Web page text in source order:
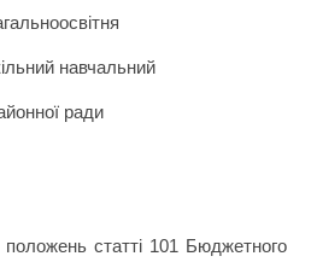
навчальний
ради
положень статті 101 Бюджетного